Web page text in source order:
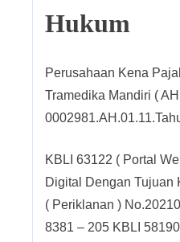
Hukum
Perusahaan Kena
Tramedika Mandiri (
KBLI 63122 ( Portal
Digital Dengan Tujuan
( Periklanan )
8381 – 205 KBLI